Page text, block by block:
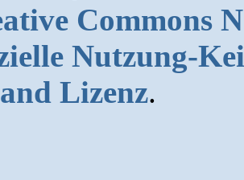
Commons
Nutzung-
Lizenz.